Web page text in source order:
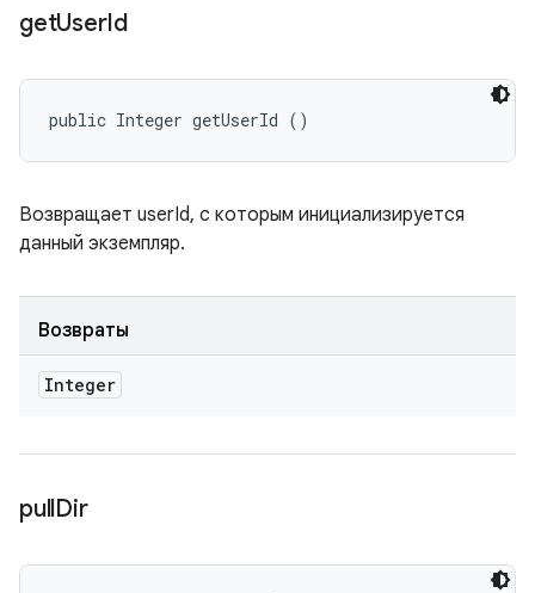
getUserId
public Integer getUserId ()
Возвращает userId, с которым инициализируется
данный экземпляр.
Возвраты
Integer
pullDir